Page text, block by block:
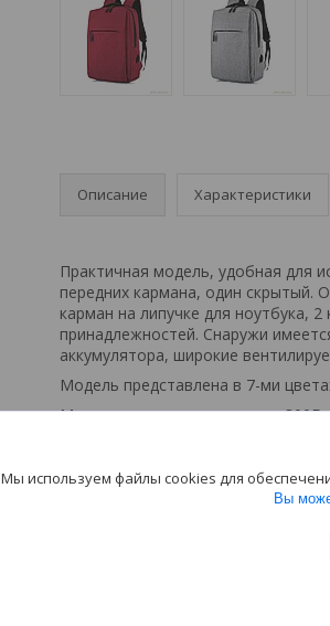
Описание Характеристики
Практичная модель, удобная для
передних кармана, один скрытый.
карман на липучке для ноутбука,
принадлежностей. Снаружи
аккумулятора, широкие
Модель представлена в 7-ми
Материал товара: полиэстер 300D.
Вместимость: 17 л. Размер:
Брендирование: флекс, DTF,
Мы используем файлы cookies для
Вы